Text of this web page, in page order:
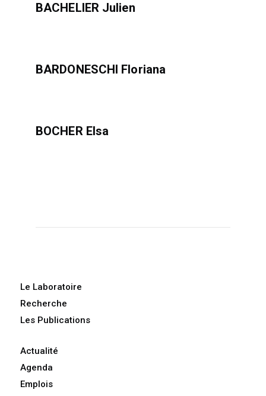
BACHELIER Julien
BARDONESCHI Floriana
BOCHER Elsa
Le Laboratoire
Recherche
Les Publications
Actualité
Agenda
Emplois